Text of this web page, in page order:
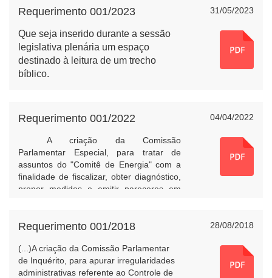
31/05/2023
Requerimento 001/2023
Que seja inserido durante a sessão
legislativa plenária um espaço
destinado à leitura de um trecho
bíblico.
04/04/2022
Requerimento 001/2022
A criação da Comissão
Parlamentar Especial, para tratar de
assuntos do "Comitê de Energia" com a
finalidade de fiscalizar, obter diagnóstico,
propor medidas e emitir pareceres em
28/08/2018
Requerimento 001/2018
(...)A criação da Comissão Parlamentar
de Inquérito, para apurar irregularidades
administrativas referente ao Controle de